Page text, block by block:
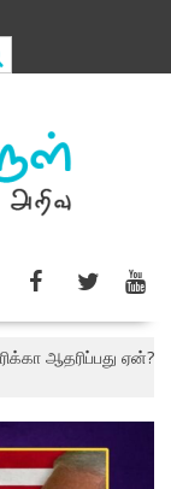
ஆதரிப்பது ஏன்?